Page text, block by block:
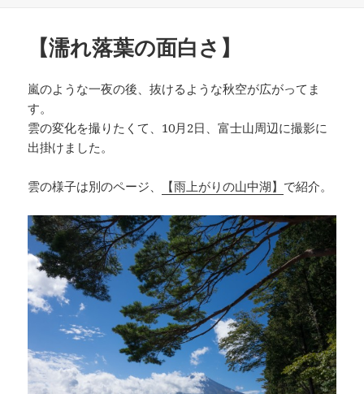
【濡れ落葉の面白さ】
嵐のような一夜の後、抜けるような秋空が広がってま
す。
雲の変化を撮りたくて、10月2日、富士山周辺に撮影に
出掛けました。
雲の様子は別のページ、 【雨上がりの山中湖】 で紹介。